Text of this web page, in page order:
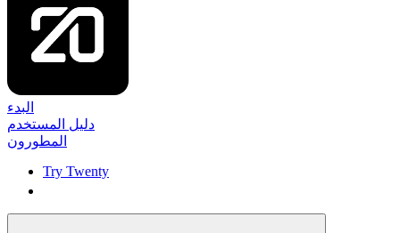
البدء
دليل المستخدم
المطورون
Try Twenty